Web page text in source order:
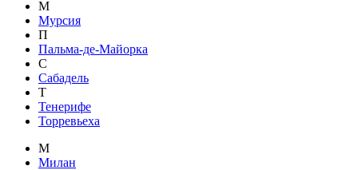
М
Мурсия
П
Пальма-де-Майорка
С
Сабадель
Т
Тенерифе
Торревьеха
М
Милан